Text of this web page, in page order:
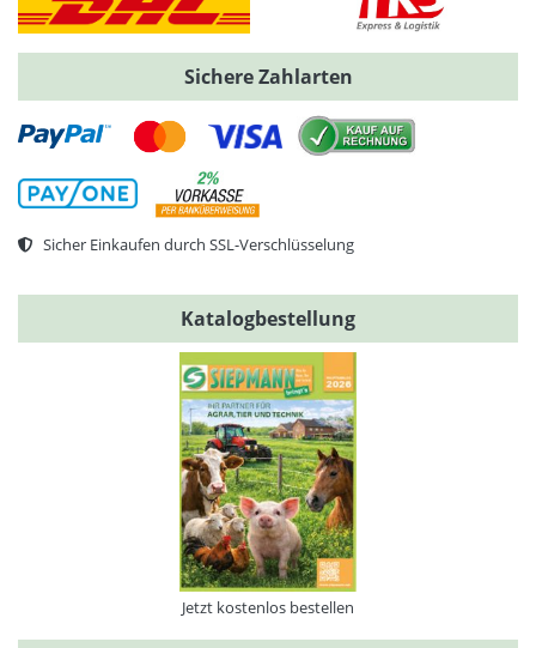
Sichere Zahlarten
Sicher Einkaufen durch SSL-Verschlüsselung
Katalogbestellung
Jetzt kostenlos bestellen